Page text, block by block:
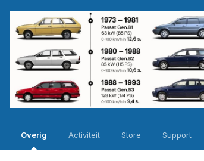
Overig Activiteit Store Support